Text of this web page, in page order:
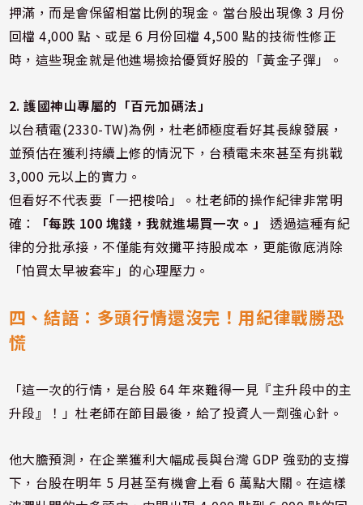
押滿，而是會保留相當比例的現金。當台股出現像 3 月份
回檔 4,000 點、或是 6 月份回檔 4,500 點的技術性修正
時，這些現金就是他進場撿拾優質好股的「黃金子彈」。
2. 護國神山專屬的「百元加碼法」
以台積電(2330-TW)為例，杜老師極度看好其長線發展，
並預估在獲利持續上修的情況下，台積電未來甚至有挑戰
3,000 元以上的實力。
但看好不代表要「一把梭哈」。杜老師的操作紀律非常明
確：
「每跌 100 塊錢，我就進場買一次。」
透過這種有紀
律的分批承接，不僅能有效攤平持股成本，更能徹底消除
「怕買太早被套牢」的心理壓力。
四、結語：多頭行情還沒完！用紀律戰勝恐
慌
「這一次的行情，是台股 64 年來難得一見『主升段中的主
升段』！」杜老師在節目最後，給了投資人一劑強心針。
他大膽預測，在企業獲利大幅成長與台灣 GDP 強勁的支撐
下，台股在明年 5 月甚至有機會上看 6 萬點大關。在這樣